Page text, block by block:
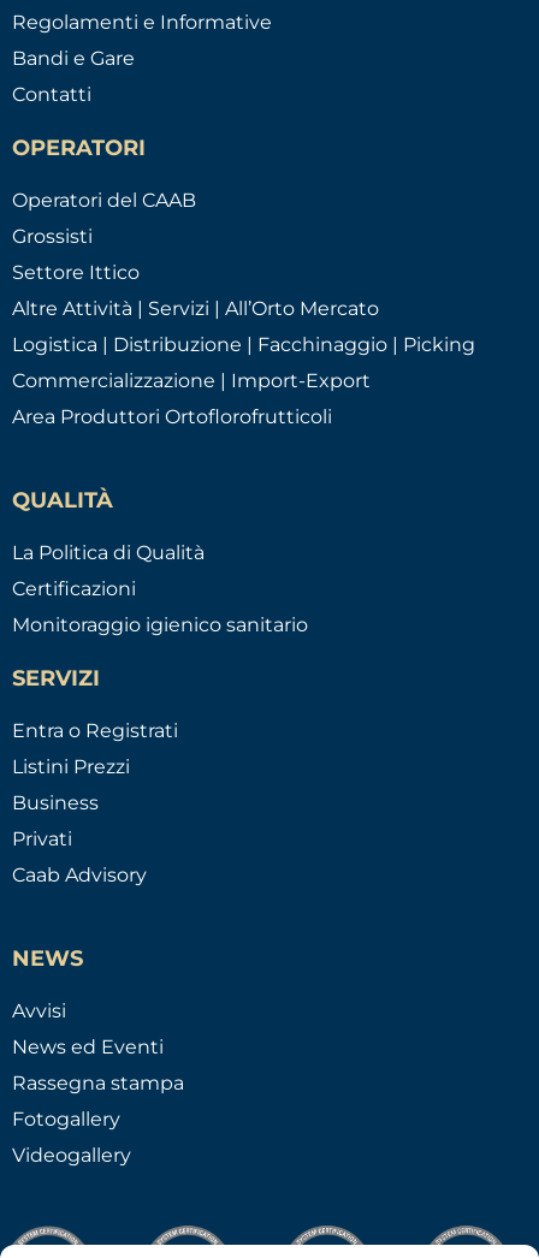
Regolamenti e Informative
Bandi e Gare
Contatti
OPERATORI
Operatori del CAAB
Grossisti
Settore Ittico
Altre Attività | Servizi | All’Orto Mercato
Logistica | Distribuzione | Facchinaggio | Picking
Commercializzazione | Import-Export
Area Produttori Ortoflorofrutticoli
QUALITÀ
La Politica di Qualità
Certificazioni
Monitoraggio igienico sanitario
SERVIZI
Entra o Registrati
Listini Prezzi
Business
Privati
Caab Advisory
NEWS
Avvisi
News ed Eventi
Rassegna stampa
Fotogallery
Videogallery